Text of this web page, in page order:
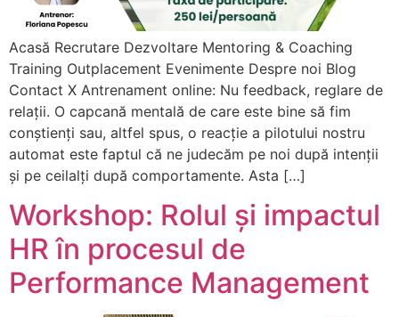
Acasă Recrutare Dezvoltare Mentoring & Coaching
Training Outplacement Evenimente Despre noi Blog
Contact X Antrenament online: Nu feedback, reglare de
relații. O capcană mentală de care este bine să fim
conștienți sau, altfel spus, o reacție a pilotului nostru
automat este faptul că ne judecăm pe noi după intenții
și pe ceilalți după comportamente. Asta […]
Workshop: Rolul și impactul
HR în procesul de
Performance Management